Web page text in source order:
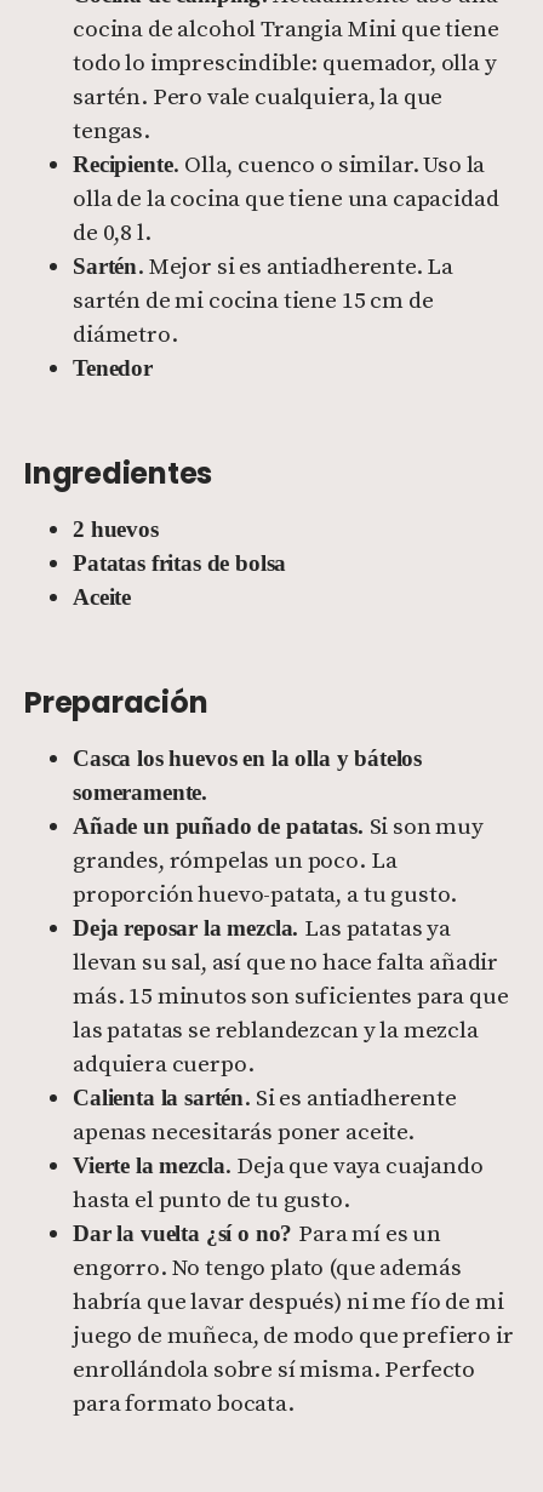
cocina de alcohol Trangia Mini que tiene
todo lo imprescindible: quemador, olla y
sartén. Pero vale cualquiera, la que
tengas.
Recipiente. Olla, cuenco o similar. Uso la
olla de la cocina que tiene una capacidad
de 0,8 l.
Sartén. Mejor si es antiadherente. La
sartén de mi cocina tiene 15 cm de
diámetro.
Tenedor
Ingredientes
2 huevos
Patatas fritas de bolsa
Aceite
Preparación
Casca los huevos en la olla y bátelos
someramente.
Añade un puñado de patatas. Si son muy
grandes, rómpelas un poco. La
proporción huevo-patata, a tu gusto.
Deja reposar la mezcla. Las patatas ya
llevan su sal, así que no hace falta añadir
más. 15 minutos son suficientes para que
las patatas se reblandezcan y la mezcla
adquiera cuerpo.
Calienta la sartén. Si es antiadherente
apenas necesitarás poner aceite.
Vierte la mezcla. Deja que vaya cuajando
hasta el punto de tu gusto.
Dar la vuelta ¿sí o no? Para mí es un
engorro. No tengo plato (que además
habría que lavar después) ni me fío de mi
juego de muñeca, de modo que prefiero ir
enrollándola sobre sí misma. Perfecto
para formato bocata.